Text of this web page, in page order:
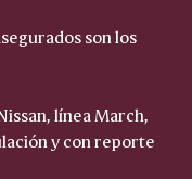
son los
línea March,
y con reporte